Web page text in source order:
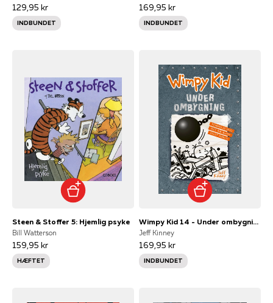
129,95 kr
INDBUNDET
169,95 kr
INDBUNDET
Steen & Stoffer 5: Hjemlig psyke
Bill Watterson
159,95 kr
HÆFTET
Wimpy Kid 14 - Under ombygning
Jeff Kinney
169,95 kr
INDBUNDET